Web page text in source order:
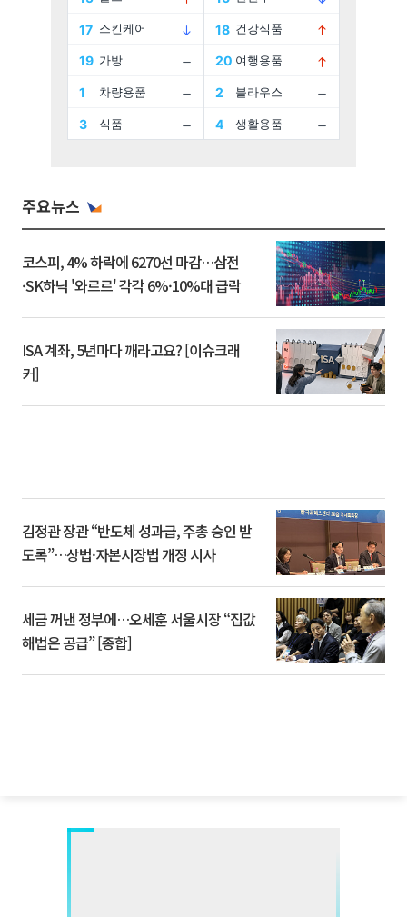
주요뉴스
코스피, 4% 하락에 6270선 마감…삼전
·SK하닉 '와르르' 각각 6%·10%대 급락
ISA 계좌, 5년마다 깨라고요? [이슈크래
커]
김정관 장관 “반도체 성과급, 주총 승인 받
도록”…상법·자본시장법 개정 시사
세금 꺼낸 정부에…오세훈 서울시장 “집값
해법은 공급” [종합]